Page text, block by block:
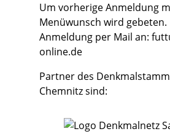
Um vorherige Anmeldung
Menüwunsch wird gebeten.
Anmeldung per Mail an:
online.de
Partner des
Chemnitz sind: